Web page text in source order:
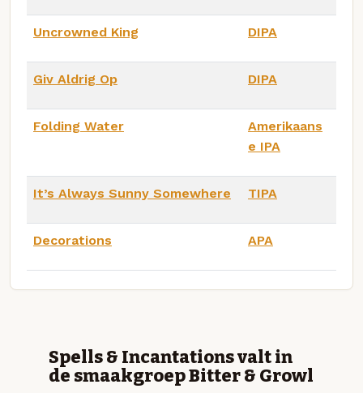
Uncrowned King DIPA
Giv Aldrig Op DIPA
Folding Water
Amerikaans
e IPA
It’s Always Sunny Somewhere TIPA
Decorations APA
Spells & Incantations valt in
de smaakgroep Bitter & Growl